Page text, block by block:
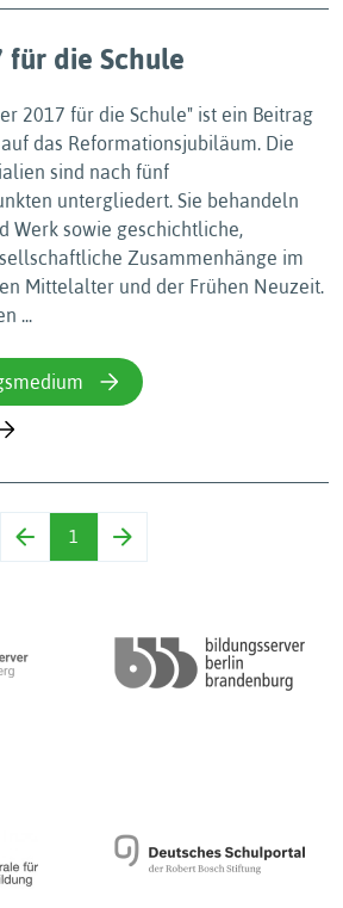
für die Schule
2017 für die Schule" ist ein Beitrag
das Reformationsjubiläum. Die
sind nach fünf
untergliedert. Sie behandeln
Werk sowie geschichtliche,
Zusammenhänge im
Mittelalter und der Frühen Neuzeit.
...
1